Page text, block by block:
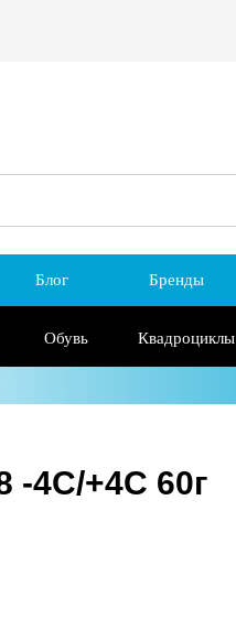
Блог Бренды
Обувь Квадроциклы
4C/+4C 60г